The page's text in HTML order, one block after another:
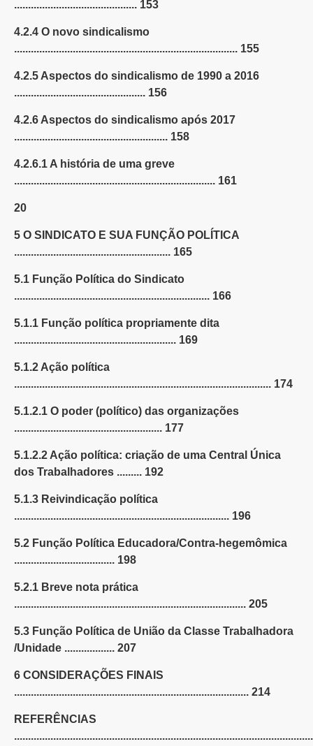
............................................ 153
4.2.4 O novo sindicalismo
................................................................................ 155
4.2.5 Aspectos do sindicalismo de 1990 a 2016
............................................... 156
4.2.6 Aspectos do sindicalismo após 2017
....................................................... 158
4.2.6.1 A história de uma greve
........................................................................ 161
20
5 O SINDICATO E SUA FUNÇÃO POLÍTICA
........................................................ 165
5.1 Função Política do Sindicato
...................................................................... 166
5.1.1 Função política propriamente dita
.......................................................... 169
5.1.2 Ação política
............................................................................................ 174
5.1.2.1 O poder (político) das organizações
..................................................... 177
5.1.2.2 Ação política: criação de uma Central Única
dos Trabalhadores ......... 192
5.1.3 Reivindicação política
............................................................................. 196
5.2 Função Política Educadora/Contra-hegemômica
.................................... 198
5.2.1 Breve nota prática
................................................................................... 205
5.3 Função Política de União da Classe Trabalhadora
/Unidade .................. 207
6 CONSIDERAÇÕES FINAIS
.................................................................................... 214
REFERÊNCIAS